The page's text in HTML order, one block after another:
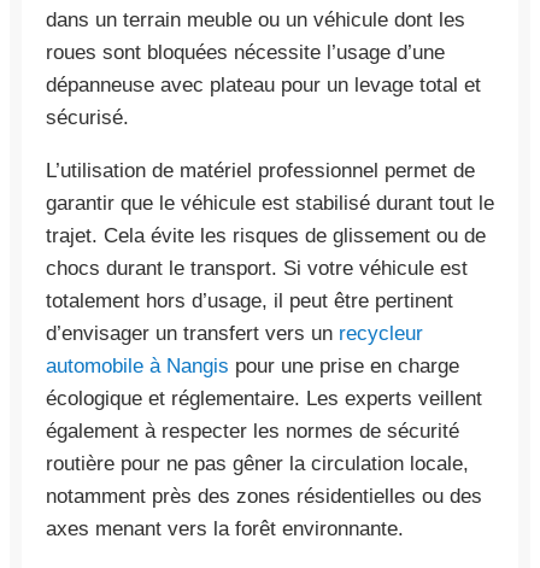
dans un terrain meuble ou un véhicule dont les
roues sont bloquées nécessite l’usage d’une
dépanneuse avec plateau pour un levage total et
sécurisé.
L’utilisation de matériel professionnel permet de
garantir que le véhicule est stabilisé durant tout le
trajet. Cela évite les risques de glissement ou de
chocs durant le transport. Si votre véhicule est
totalement hors d’usage, il peut être pertinent
d’envisager un transfert vers un recycleur
automobile à Nangis pour une prise en charge
écologique et réglementaire. Les experts veillent
également à respecter les normes de sécurité
routière pour ne pas gêner la circulation locale,
notamment près des zones résidentielles ou des
axes menant vers la forêt environnante.